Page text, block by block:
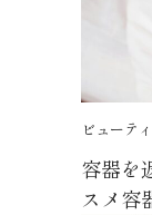
ビューテ
容器を
スメ容